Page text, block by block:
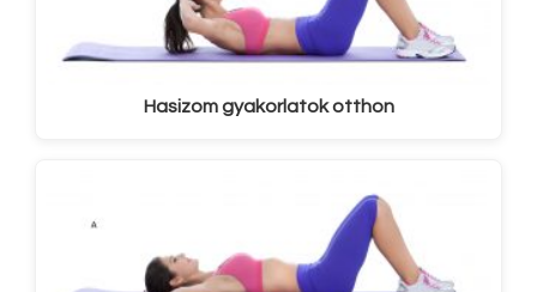
Hasizom gyakorlatok otthon